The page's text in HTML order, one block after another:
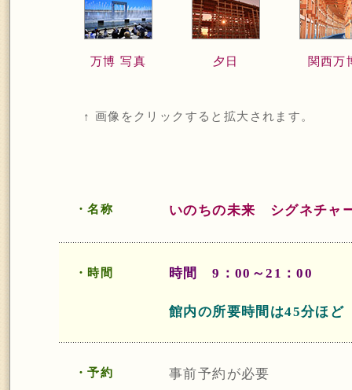
万博 写真 夕日 関西万
↑ 画像をクリックすると拡大されます。
・名称 いのちの未来 シグネチャ
・時間 時間 9：00～21：00
館内の所要時間は45分ほど
・予約 事前予約が必要